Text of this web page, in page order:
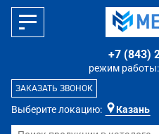
Выберите локацию: Казань
режим работы:
+7 (843)
ЗАКАЗАТЬ ЗВОНОК